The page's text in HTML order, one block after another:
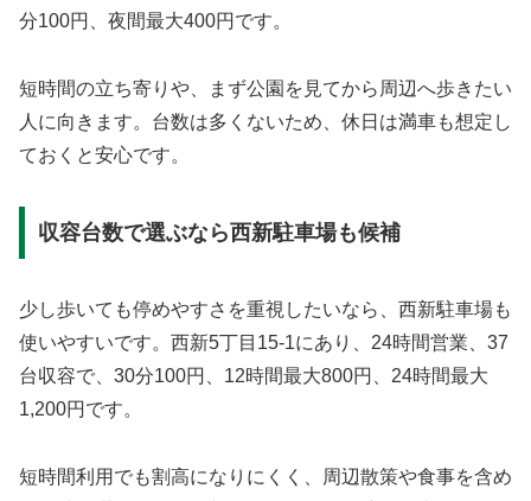
分100円、夜間最大400円です。
短時間の立ち寄りや、まず公園を見てから周辺へ歩きたい
人に向きます。台数は多くないため、休日は満車も想定し
ておくと安心です。
収容台数で選ぶなら西新駐車場も候補
少し歩いても停めやすさを重視したいなら、西新駐車場も
使いやすいです。西新5丁目15-1にあり、24時間営業、37
台収容で、30分100円、12時間最大800円、24時間最大
1,200円です。
短時間利用でも割高になりにくく、周辺散策や食事を含め